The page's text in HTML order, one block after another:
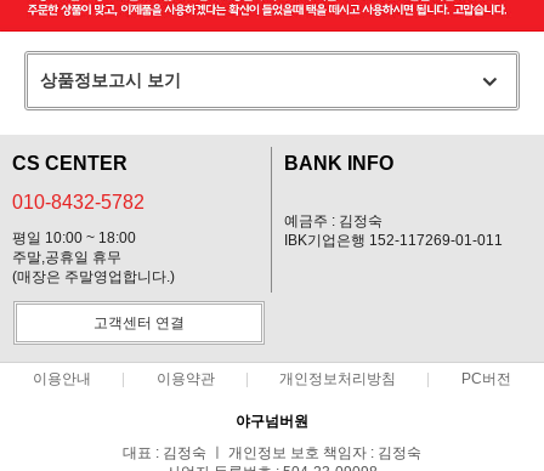
상품정보고시 보기
CS CENTER
010-8432-5782
평일 10:00 ~ 18:00
주말,공휴일 휴무
(매장은 주말영업합니다.)
BANK INFO
예금주 : 김정숙
IBK기업은행 152-117269-01-011
고객센터 연결
이용안내 이용약관 개인정보처리방침 PC버전
야구넘버원
대표 : 김정숙 ㅣ 개인정보 보호 책임자 : 김정숙